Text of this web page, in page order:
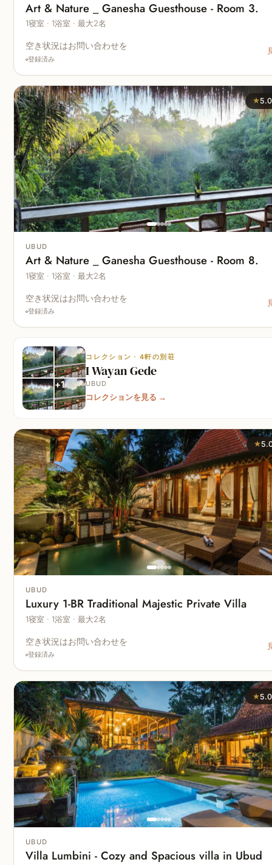
Art & Nature _ Ganesha Guesthouse - Room 3.
1寝室 · 1浴室 · 最大2名
空き状況はお問い合わせを
登録済み
★
UBUD
Art & Nature _ Ganesha Guesthouse - Room 8.
1寝室 · 1浴室 · 最大2名
空き状況はお問い合わせを
登録済み
+1
コレクション · 4軒の別荘
I Wayan Gede
UBUD
コレクションを見る →
★
UBUD
Luxury 1-BR Traditional Majestic Private Villa
1寝室 · 1浴室 · 最大2名
空き状況はお問い合わせを
登録済み
★
UBUD
Villa Lumbini - Cozy and Spacious villa in Ubud